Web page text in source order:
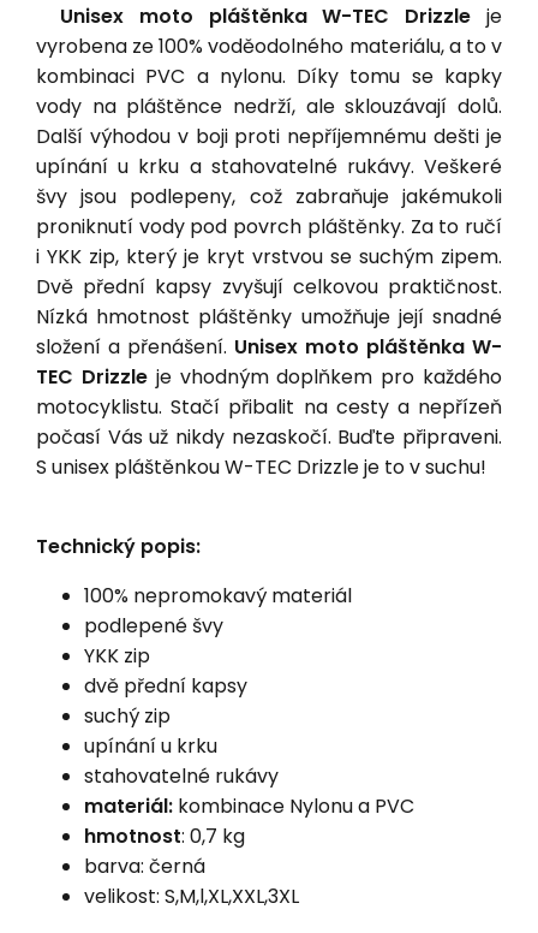
Unisex moto pláštěnka W-TEC Drizzle je
vyrobena ze 100% voděodolného materiálu, a to v
kombinaci PVC a nylonu. Díky tomu se kapky
vody na pláštěnce nedrží, ale sklouzávají dolů.
Další výhodou v boji proti nepříjemnému dešti je
upínání u krku a stahovatelné rukávy. Veškeré
švy jsou podlepeny, což zabraňuje jakémukoli
proniknutí vody pod povrch pláštěnky. Za to ručí
i YKK zip, který je kryt vrstvou se suchým zipem.
Dvě přední kapsy zvyšují celkovou praktičnost.
Nízká hmotnost pláštěnky umožňuje její snadné
složení a přenášení. Unisex moto pláštěnka W-
TEC Drizzleje vhodným doplňkem pro každého
motocyklistu. Stačí přibalit na cesty a nepřízeň
počasí Vás už nikdy nezaskočí. Buďte připraveni.
S unisex pláštěnkou W-TEC Drizzleje to v suchu!
Technický popis:
100% nepromokavý materiál
podlepené švy
YKK zip
dvě přední kapsy
suchý zip
upínání u krku
stahovatelné rukávy
materiál: kombinace Nylonu a PVC
hmotnost: 0,7 kg
barva: černá
velikost: S,M,l,XL,XXL,3XL